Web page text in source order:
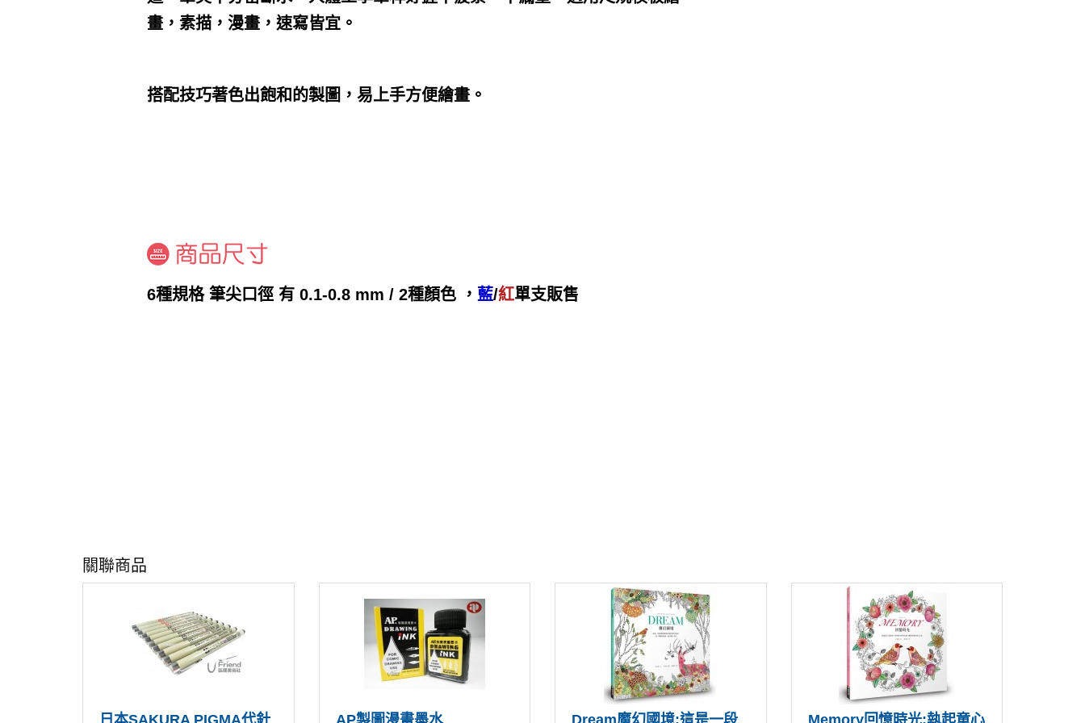
畫，素描，漫畫，速寫皆宜。
搭配技巧著色出飽和的製圖，易上手方便繪畫。
6種規格 筆尖口徑 有 0.1-0.8 mm / 2種顏色 ， 藍/紅單支販售
關聯商品
日本SAKURA PIGMA代針 AP製圖漫畫墨水 Dream魔幻國境:這是一段 Memory回憶時光:執起童心